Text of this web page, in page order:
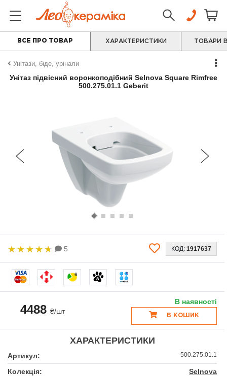
ВСЕ ПРО ТОВАР ХАРАКТЕРИСТИКИ ТОВАРИ В
Унітази, біде, урінали
Унітаз підвісний воронкоподібний Selnova Square Rimfree
500.275.01.1 Geberit
5 КОД: 1917637
6
4488 ₴/шт
В наявності
В КОШИК
ХАРАКТЕРИСТИКИ
Артикул: 500.275.01.1
Колекція:
Selnova